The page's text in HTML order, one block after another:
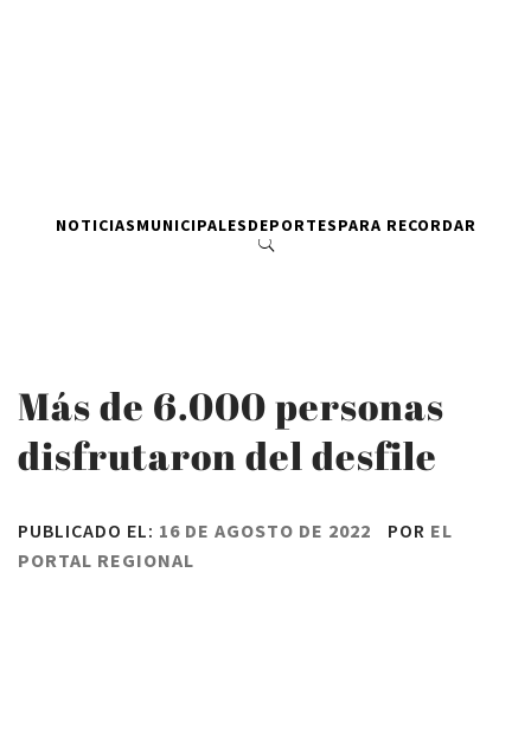
NOTICIASMUNICIPALESDEPORTESPARA RECORDAR
Más de 6.000 personas
disfrutaron del desfile
PUBLICADO EL: 16 DE AGOSTO DE 2022 POR EL
PORTAL REGIONAL